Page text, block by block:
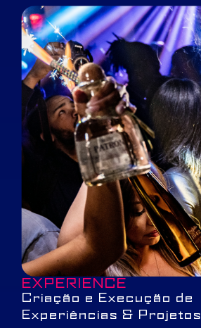
EXPERIENCE
Criação e Execução de
Experiências & Projetos